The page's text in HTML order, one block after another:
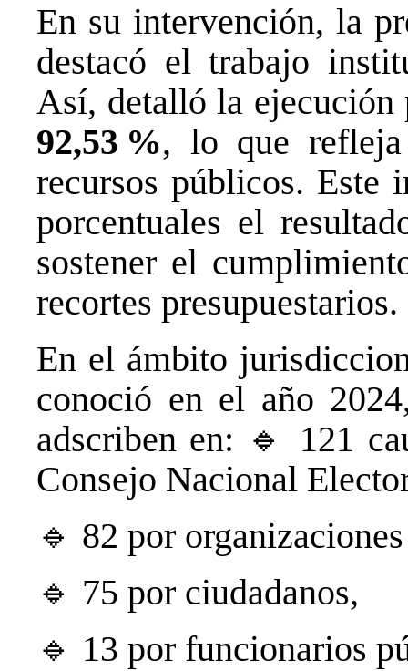
En su intervención, la
destacó el trabajo
Así, detalló la ejecución
92,53 %, lo que
recursos públicos. Este
porcentuales el
sostener el
recortes presupuestarios.
En el ámbito
conoció en el año
adscriben en: 🔹 121
Consejo Nacional
🔹 82 por
🔹 75 por ciudadanos,
🔹 13 por funcionarios